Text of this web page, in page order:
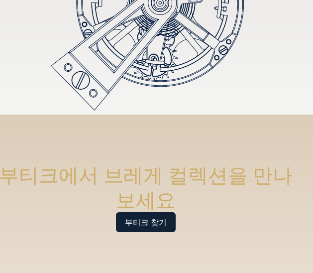
부티크에서 브레게 컬렉션을 만나
보세요
부티크 찾기